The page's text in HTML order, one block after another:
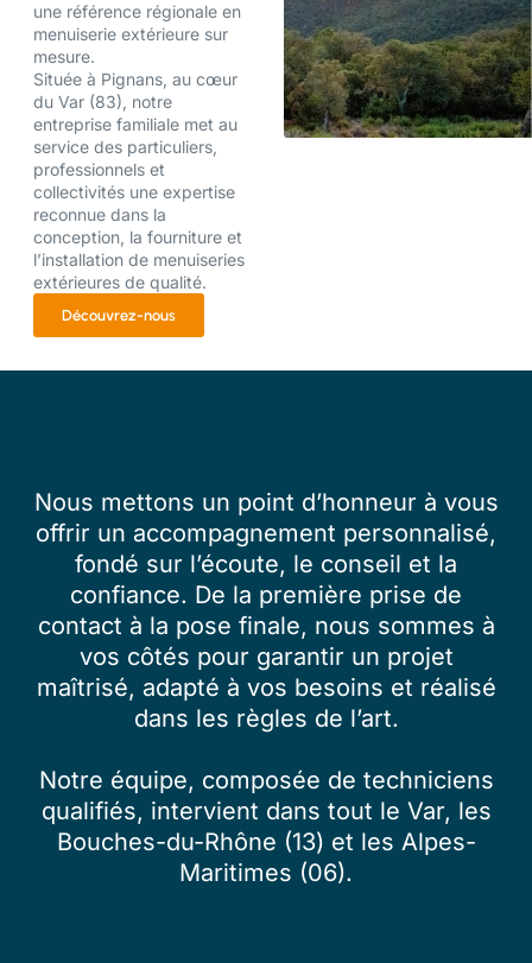
une référence régionale en
menuiserie extérieure sur
mesure.
Située à Pignans, au cœur
du Var (83), notre
entreprise familiale met au
service des particuliers,
professionnels et
collectivités une expertise
reconnue dans la
conception, la fourniture et
l’installation de menuiseries
extérieures de qualité.
Découvrez-nous
Nous mettons un point d’honneur à vous
offrir un accompagnement personnalisé,
fondé sur l’écoute, le conseil et la
confiance. De la première prise de
contact à la pose finale, nous sommes à
vos côtés pour garantir un projet
maîtrisé, adapté à vos besoins et réalisé
dans les règles de l’art.
Notre équipe, composée de techniciens
qualifiés, intervient dans tout le Var, les
Bouches-du-Rhône (13) et les Alpes-
Maritimes (06).